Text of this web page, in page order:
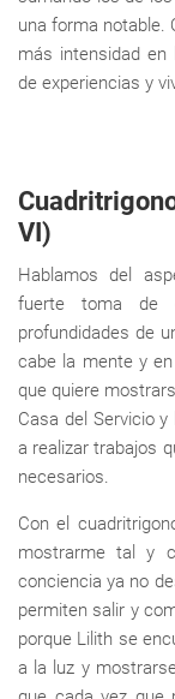
una forma notable.
más intensidad en
de experiencias y
VI)
Hablamos del
fuerte toma de
profundidades de
cabe la mente y
que quiere
Casa del Servicio
a realizar trabajos
necesarios.
Con el
mostrarme tal y
conciencia ya no
permiten salir y
porque Lilith se
a la luz y